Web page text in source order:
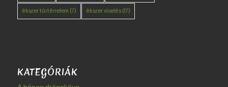
ékszer történelem (7) ékszer viselés(17)
KATEGÓRIÁK